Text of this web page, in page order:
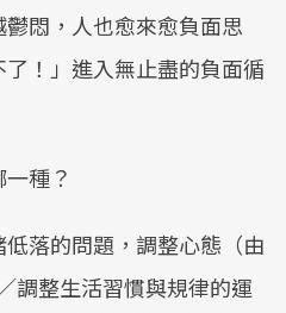
悶，人也愈來愈負面思
！」進入無止盡的負面循
種？
落的問題，調整心態（由
調整生活習慣與規律的運